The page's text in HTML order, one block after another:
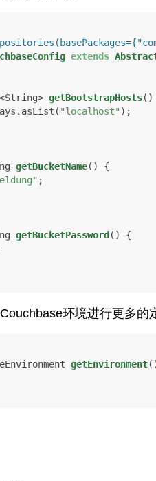
extends
getBootstrapHosts()
"localhost" );
getBucketName()
{
;
getBucketPassword ()
{
环境进行更多的
getEnvironment